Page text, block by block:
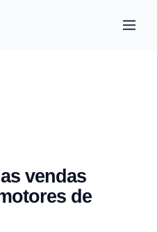
vendas
de